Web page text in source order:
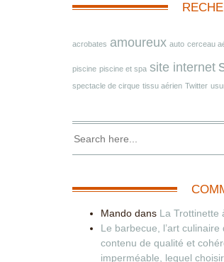
acrobates amoureux auto cerceau
piscine piscine et spa site internet
spectacle de cirque tissu aérien Twitter
Mando dans La Trottinette
Le barbecue, l’art
contenu de qualité et
imperméable, lequel